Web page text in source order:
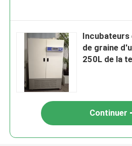
Incubateurs
de graine
250L de la
Continuer